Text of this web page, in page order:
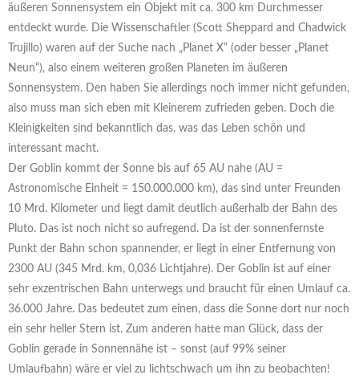
äußeren Sonnensystem ein Objekt mit ca. 300 km Durchmesser
entdeckt wurde. Die Wissenschaftler (Scott Sheppard and Chadwick
Trujillo) waren auf der Suche nach „Planet X“ (oder besser „Planet
Neun“), also einem weiteren großen Planeten im äußeren
Sonnensystem. Den haben Sie allerdings noch immer nicht gefunden,
also muss man sich eben mit Kleinerem zufrieden geben. Doch die
Kleinigkeiten sind bekanntlich das, was das Leben schön und
interessant macht.
Der Goblin kommt der Sonne bis auf 65 AU nahe (AU =
Astronomische Einheit = 150.000.000 km), das sind unter Freunden
10 Mrd. Kilometer und liegt damit deutlich außerhalb der Bahn des
Pluto. Das ist noch nicht so aufregend. Da ist der sonnenfernste
Punkt der Bahn schon spannender, er liegt in einer Entfernung von
2300 AU (345 Mrd. km, 0,036 Lichtjahre). Der Goblin ist auf einer
sehr exzentrischen Bahn unterwegs und braucht für einen Umlauf ca.
36.000 Jahre. Das bedeutet zum einen, dass die Sonne dort nur noch
ein sehr heller Stern ist. Zum anderen hatte man Glück, dass der
Goblin gerade in Sonnennähe ist – sonst (auf 99% seiner
Umlaufbahn) wäre er viel zu lichtschwach um ihn zu beobachten!